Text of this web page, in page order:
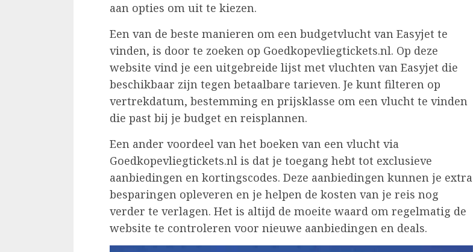
aan opties om uit te kiezen.
Een van de beste manieren om een budgetvlucht van Easyjet te
vinden, is door te zoeken op Goedkopevliegtickets.nl. Op deze
website vind je een uitgebreide lijst met vluchten van Easyjet die
beschikbaar zijn tegen betaalbare tarieven. Je kunt filteren op
vertrekdatum, bestemming en prijsklasse om een vlucht te vinden
die past bij je budget en reisplannen.
Een ander voordeel van het boeken van een vlucht via
Goedkopevliegtickets.nl is dat je toegang hebt tot exclusieve
aanbiedingen en kortingscodes. Deze aanbiedingen kunnen je extra
besparingen opleveren en je helpen de kosten van je reis nog
verder te verlagen. Het is altijd de moeite waard om regelmatig de
website te controleren voor nieuwe aanbiedingen en deals.